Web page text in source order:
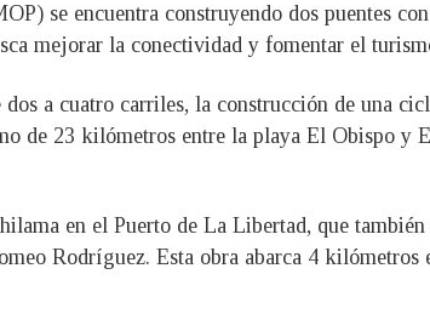
se encuentra construyendo dos puentes
mejorar la conectividad y fomentar el
a cuatro carriles, la construcción de una
de 23 kilómetros entre la playa El Obispo y
en el Puerto de La Libertad, que también
Rodríguez. Esta obra abarca 4 kilómetros